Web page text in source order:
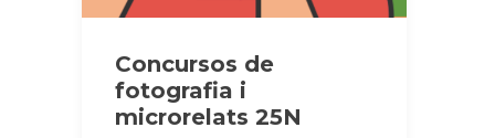
Concursos de
fotografia i
microrelats 25N